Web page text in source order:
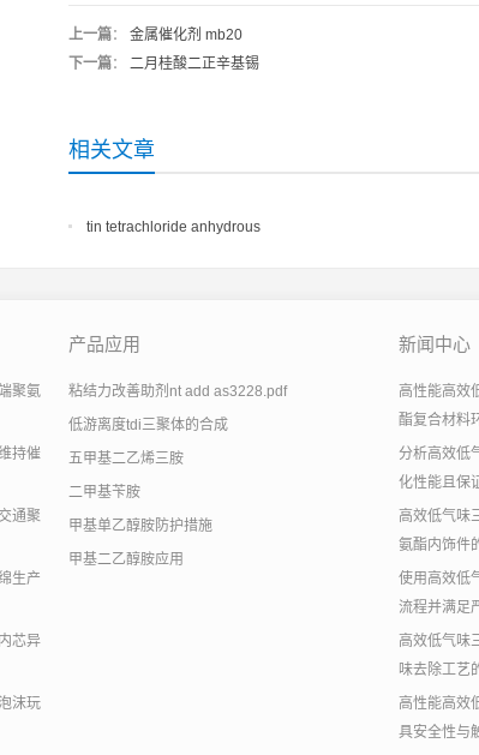
上一篇： 金属催化剂 mb20
下一篇： 二月桂酸二正辛基锡
相关文章
tin tetrachloride anhydrous
聚氨
持催
通聚
生产
芯异
沫玩
产品应用
粘结力改善助剂nt add as3228.pdf
低游离度tdi三聚体的合成
五甲基二乙烯三胺
二甲基苄胺
甲基单乙醇胺防护措施
甲基二乙醇胺应用
新闻中心
高性能高效
酯复合材料
分析高效低
化性能且保
高效低气味
氨酯内饰件
使用高效低
流程并满足
高效低气味
味去除工艺
高性能高效
具安全性与